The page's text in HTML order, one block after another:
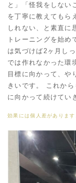
と」「怪我をしない
を丁寧に教えてもら
しれない、と素直に
トレーニングを始め
は気づけば2ヶ月し
では作れなかった環
目標に向かって、や
きいです。 これか
に向かって続けてい
効果には個人差があります